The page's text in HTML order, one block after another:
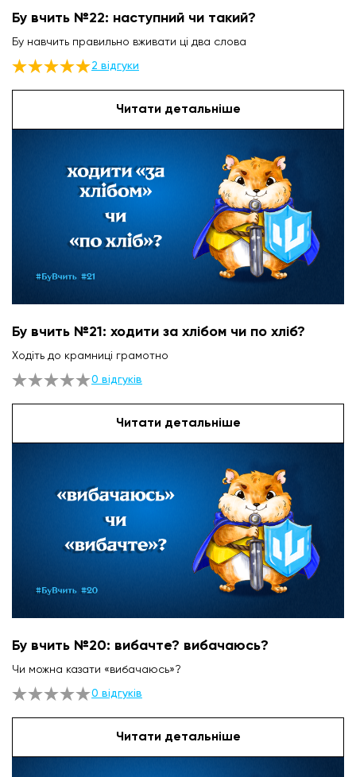
Бу вчить №22: наступний чи такий?
Бу навчить правильно вживати ці два слова
2 відгуки
Читати детальніше
Бу вчить №21: ходити за хлібом чи по хліб?
Ходіть до крамниці грамотно
0 відгуків
Читати детальніше
Бу вчить №20: вибачте? вибачаюсь?
Чи можна казати «вибачаюсь»?
0 відгуків
Читати детальніше